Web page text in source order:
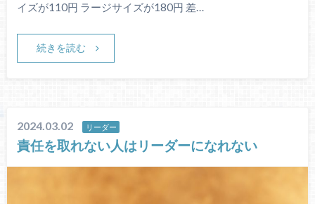
イズが110円 ラージサイズが180円 差…
続きを読む
2024.03.02 リーダー
責任を取れない人はリーダーになれない